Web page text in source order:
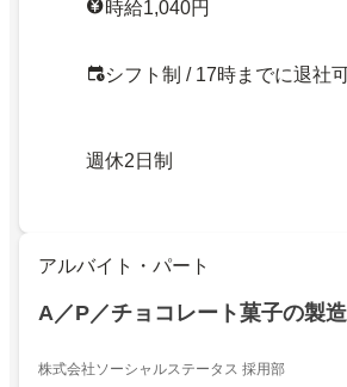
時給1,040円
シフト制 / 17時までに退社
週休2日制
アルバイト・パート
A／P／チョコレート菓子の製
株式会社ソーシャルステータス 採用部